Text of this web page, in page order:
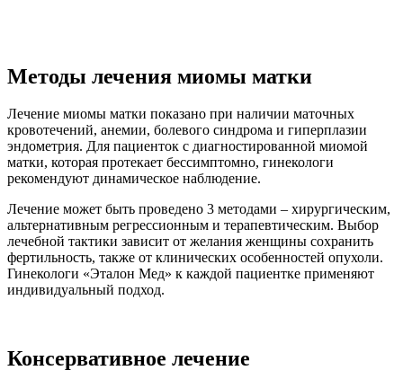
Методы лечения миомы матки
Лечение миомы матки показано при наличии маточных
кровотечений, анемии, болевого синдрома и гиперплазии
эндометрия. Для пациенток с диагностированной миомой
матки, которая протекает бессимптомно, гинекологи
рекомендуют динамическое наблюдение.
Лечение может быть проведено 3 методами – хирургическим,
альтернативным регрессионным и терапевтическим. Выбор
лечебной тактики зависит от желания женщины сохранить
фертильность, также от клинических особенностей опухоли.
Гинекологи «Эталон Мед» к каждой пациентке применяют
индивидуальный подход.
Консервативное лечение